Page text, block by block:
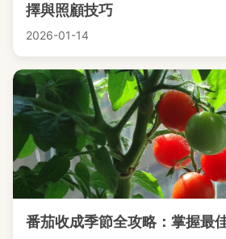
擇與照顧技巧
2026-01-14
番茄收成季節全攻略：掌握最